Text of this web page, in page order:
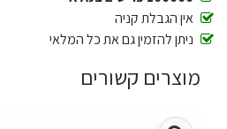
אין הגבלת קניה
ניתן להזמין גם את כל המלאי
מוצרים קשורים